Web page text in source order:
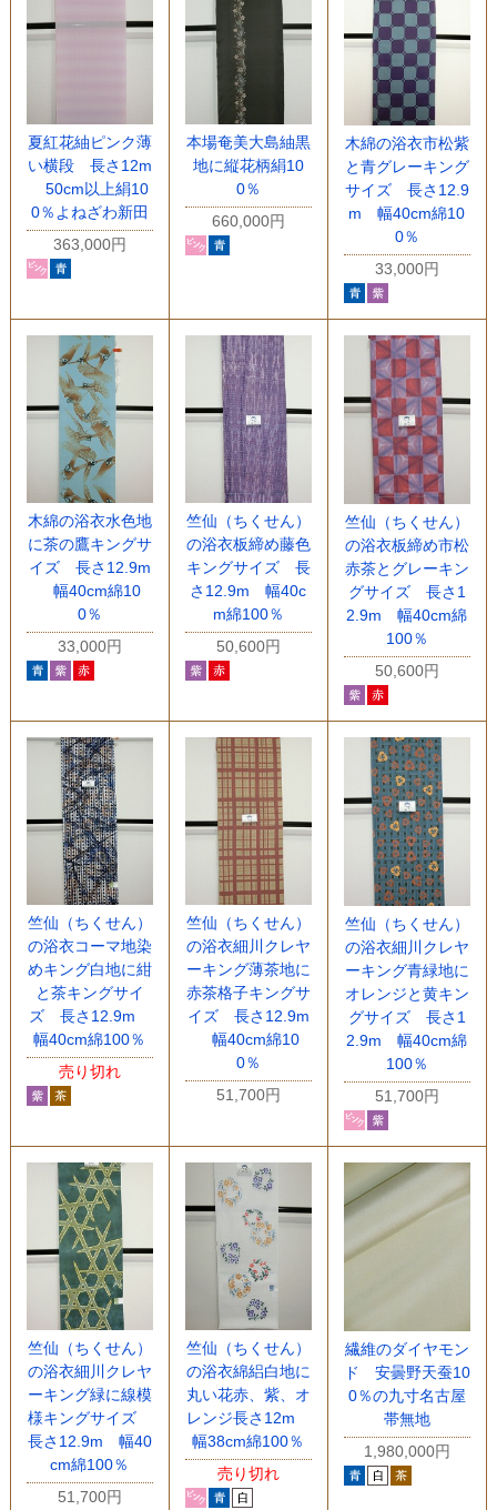
夏紅花紬ピンク薄
い横段 長さ12m
50cm以上絹10
0％よねざわ新田
363,000円
本場奄美大島紬黒
地に縦花柄絹10
0％
660,000円
木綿の浴衣市松紫
と青グレーキング
サイズ 長さ12.9
m 幅40cm綿10
0％
33,000円
木綿の浴衣水色地
に茶の鷹キングサ
イズ 長さ12.9m
幅40cm綿10
0％
33,000円
竺仙（ちくせん）
の浴衣板締め藤色
キングサイズ 長
さ12.9m 幅40c
m綿100％
50,600円
竺仙（ちくせん）
の浴衣板締め市松
赤茶とグレーキン
グサイズ 長さ1
2.9m 幅40cm綿
100％
50,600円
竺仙（ちくせん）
の浴衣コーマ地染
めキング白地に紺
と茶キングサイ
ズ 長さ12.9m
幅40cm綿100％
売り切れ
竺仙（ちくせん）
の浴衣細川クレヤ
ーキング薄茶地に
赤茶格子キングサ
イズ 長さ12.9m
幅40cm綿10
0％
51,700円
竺仙（ちくせん）
の浴衣細川クレヤ
ーキング青緑地に
オレンジと黄キン
グサイズ 長さ1
2.9m 幅40cm綿
100％
51,700円
竺仙（ちくせん）
の浴衣細川クレヤ
ーキング緑に線模
様キングサイズ
長さ12.9m 幅40
cm綿100％
51,700円
竺仙（ちくせん）
の浴衣綿絽白地に
丸い花赤、紫、オ
レンジ長さ12m
幅38cm綿100％
売り切れ
繊維のダイヤモン
ド 安曇野天蚕10
0％の九寸名古屋
帯無地
1,980,000円